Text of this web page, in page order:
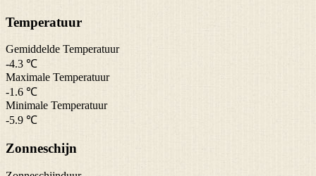
Temperatuur
Gemiddelde Temperatuur
-4.3 ℃
Maximale Temperatuur
-1.6 ℃
Minimale Temperatuur
-5.9 ℃
Zonneschijn